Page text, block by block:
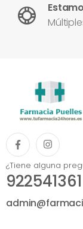
¿Tiene alguna
922541361